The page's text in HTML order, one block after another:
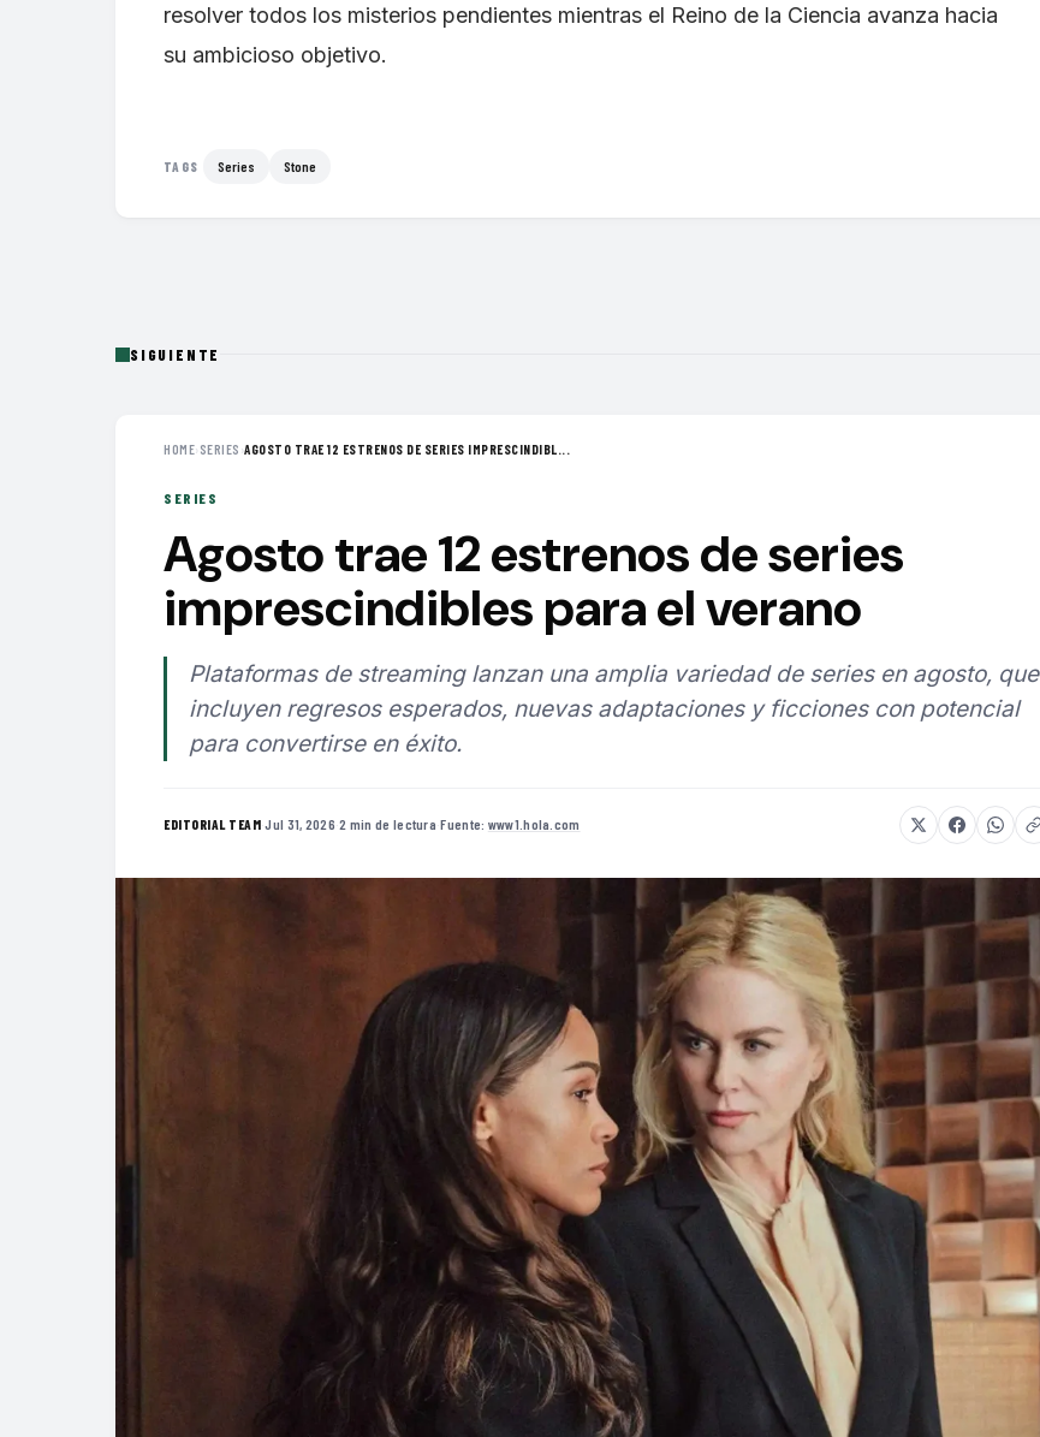
resolver todos los misterios pendientes mientras el Reino de la Ciencia avanza hacia
su ambicioso objetivo.
TAGS Series Stone
SIGUIENTE
HOME› SERIES ›AGOSTO TRAE 12 ESTRENOS DE SERIES IMPRESCINDIBL...
SERIES
Agosto trae 12 estrenos de series
imprescindibles para el verano
Plataformas de streaming lanzan una amplia variedad de series en agosto, que
incluyen regresos esperados, nuevas adaptaciones y ficciones con potencial
para convertirse en éxito.
EDITORIAL TEAM·Jul 31, 2026·2 min de lectura·Fuente: www1.hola.com